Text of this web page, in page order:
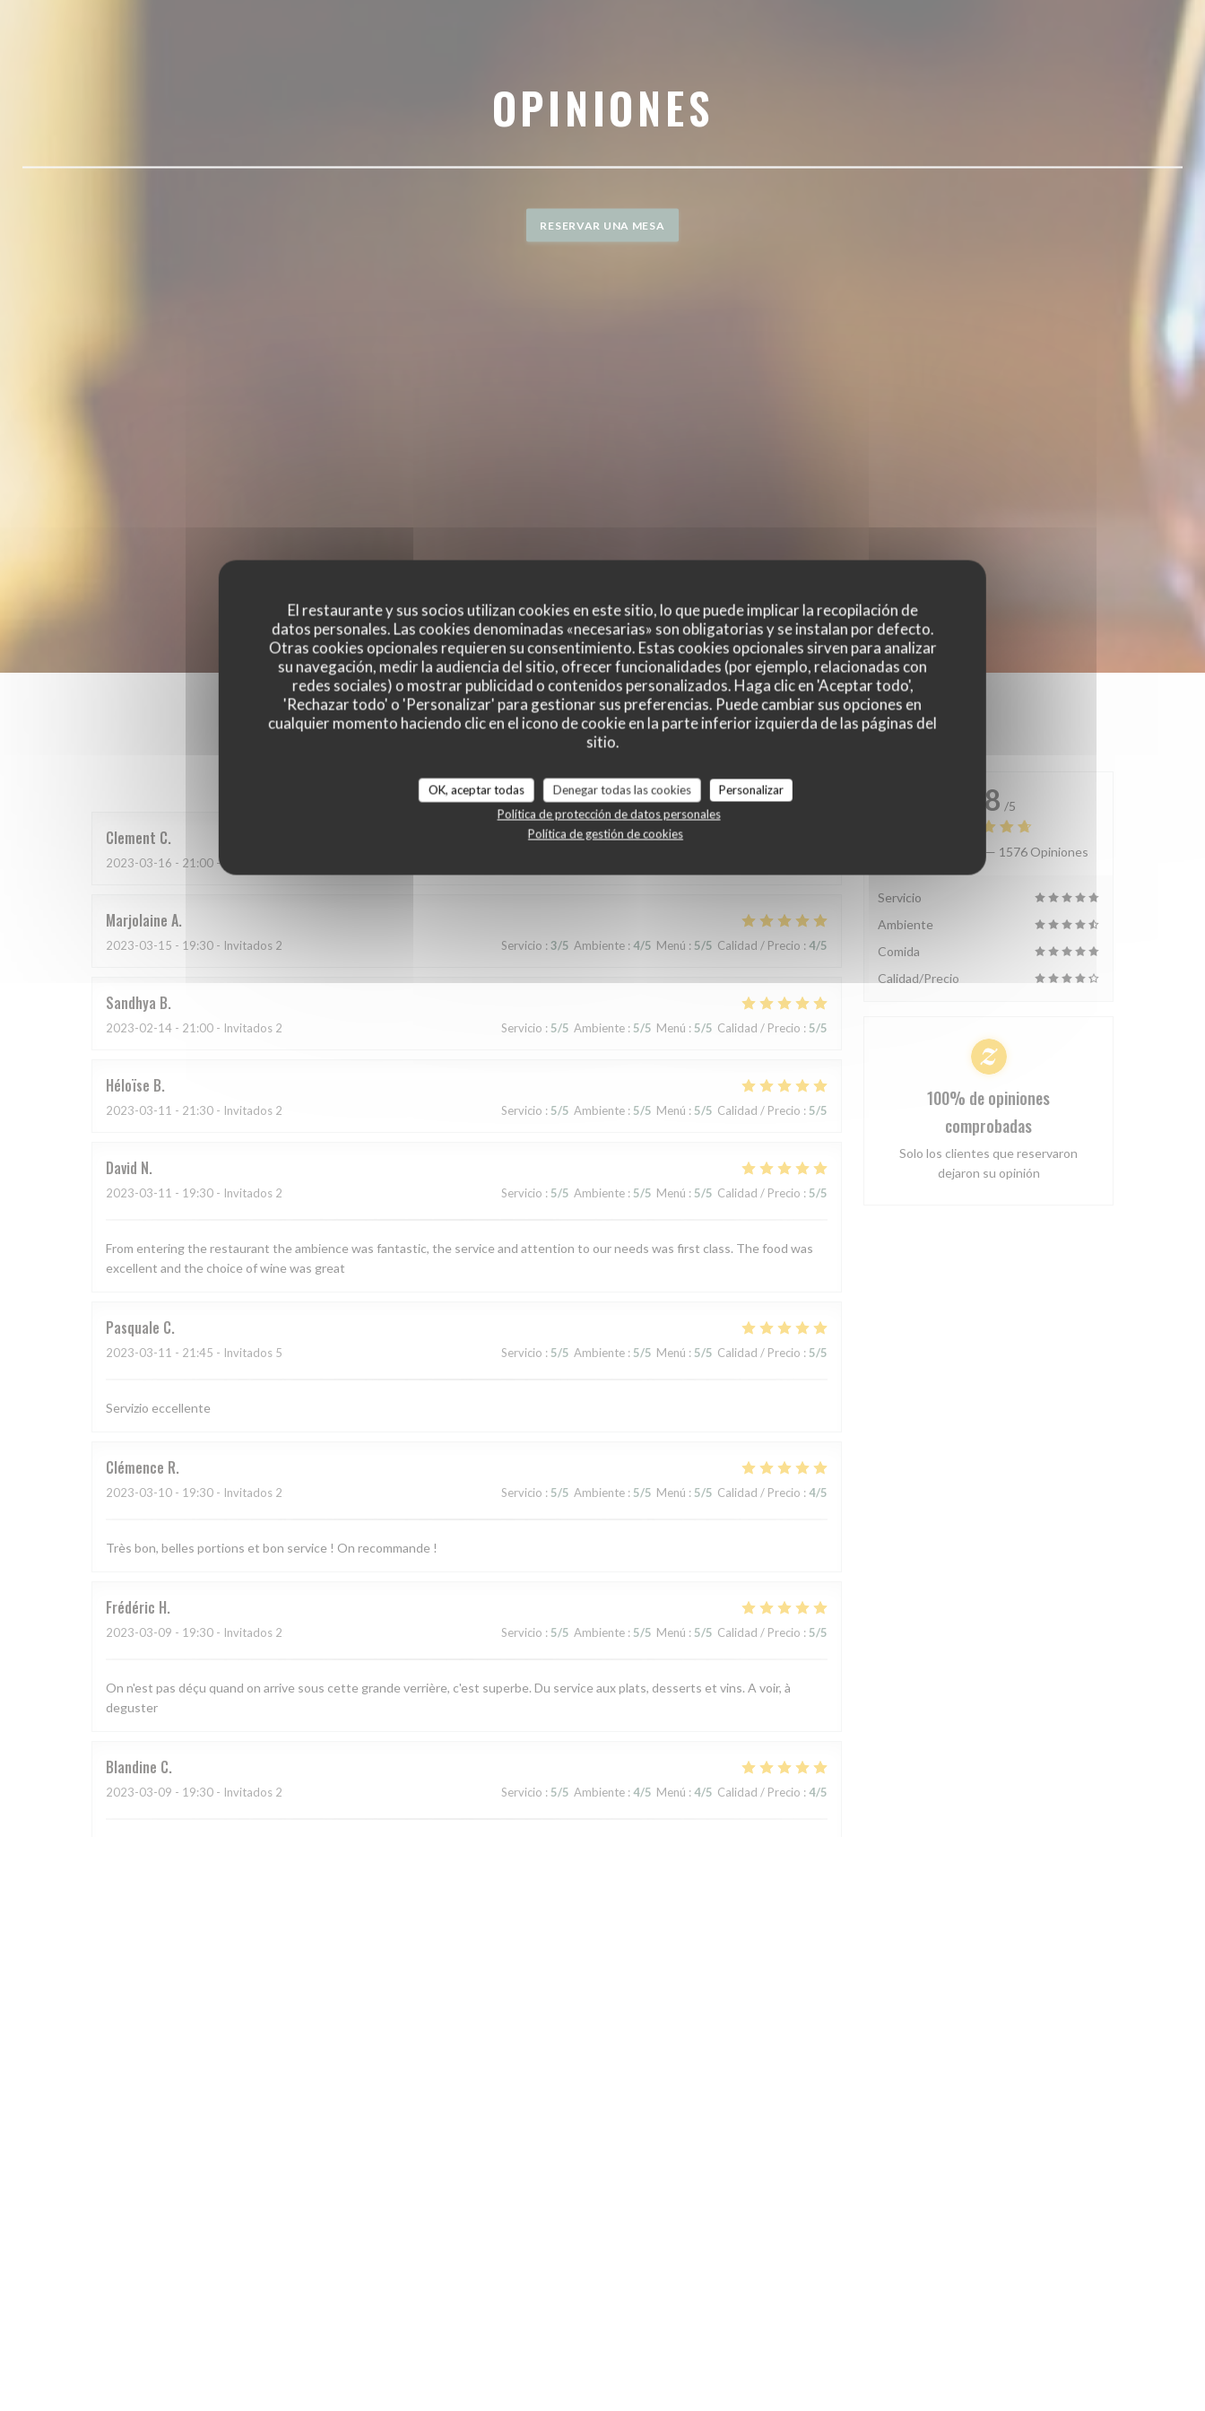
El restaurante y sus socios utilizan cookies en este sitio, lo que puede implicar la recopilación de
datos personales. Las cookies denominadas «necesarias» son obligatorias y se instalan por defecto.
Otras cookies opcionales requieren su consentimiento. Estas cookies opcionales sirven para analizar
su navegación, medir la audiencia del sitio, ofrecer funcionalidades (por ejemplo, relacionadas con
redes sociales) o mostrar publicidad o contenidos personalizados. Haga clic en 'Aceptar todo',
'Rechazar todo' o 'Personalizar' para gestionar sus preferencias. Puede cambiar sus opciones en
cualquier momento haciendo clic en el icono de cookie en la parte inferior izquierda de las páginas del
sitio.
OK, aceptar todas Denegar todas las cookies
Personalizar
Política de protección de datos personales
Política de gestión de cookies
OPINIONES
RESERVAR UNA MESA
Las opiniones de nuestros clientes
Clement C
2023-03-16 - 21:00 - Invitados 6
Marjolaine A
2023-03-15 - 19:30 - Invitados 2 Servicio : 3/5 Ambiente : 4/5 Menú : 5/5 Calidad / Precio : 4/5
Sandhya B
2023-02-14 - 21:00 - Invitados 2 Servicio : 5/5 Ambiente :5/5 Menú : 5/5 Calidad / Precio : 5/5
Héloïse B
2023-03-11 - 21:30 - Invitados 2 Servicio : 5/5 Ambiente : 5/5 Menú : 5/5 Calidad / Precio : 5/5
David N
2023-03-11 - 19:30 - Invitados 2 Servicio : 5/5 Ambiente : 5/5 Menú : 5/5 Calidad / Precio : 5/5
From entering the restaurant the ambience was fantastic, the service and attention to our needs was first class. The food was
excellent and the choice of wine was great
Pasquale C
2023-03-11 - 21:45 - Invitados 5 Servicio : 5/5 Ambiente : 5/5 Menú : 5/5 Calidad / Precio : 5/5
Servizio eccellente
Clémence R
2023-03-10 - 19:30 - Invitados 2 Servicio : 5/5 Ambiente : 5/5 Menú : 5/5 Calidad / Precio : 4/5
Très bon, belles portions et bon service ! On recommande !
Frédéric H
2023-03-09 - 19:30 - Invitados 2 Servicio : 5/5 Ambiente : 5/5 Menú : 5/5 Calidad / Precio : 5/5
On n'est pas déçu quand on arrive sous cette grande verrière, c'est superbe. Du service aux plats, desserts et vins. A voir, à
deguster
Blandine C
2023-03-09 - 19:30 - Invitados 2 Servicio : 5/5 Ambiente : 4/5 Menú : 4/5 Calidad / Precio : 4/5
4.8 /5
Valoración media — 1576 Opiniones
Servicio
Ambiente
Comida
Calidad/Precio
100% de opiniones
comprobadas
Solo los clientes que reservaron
dejaron su opinión